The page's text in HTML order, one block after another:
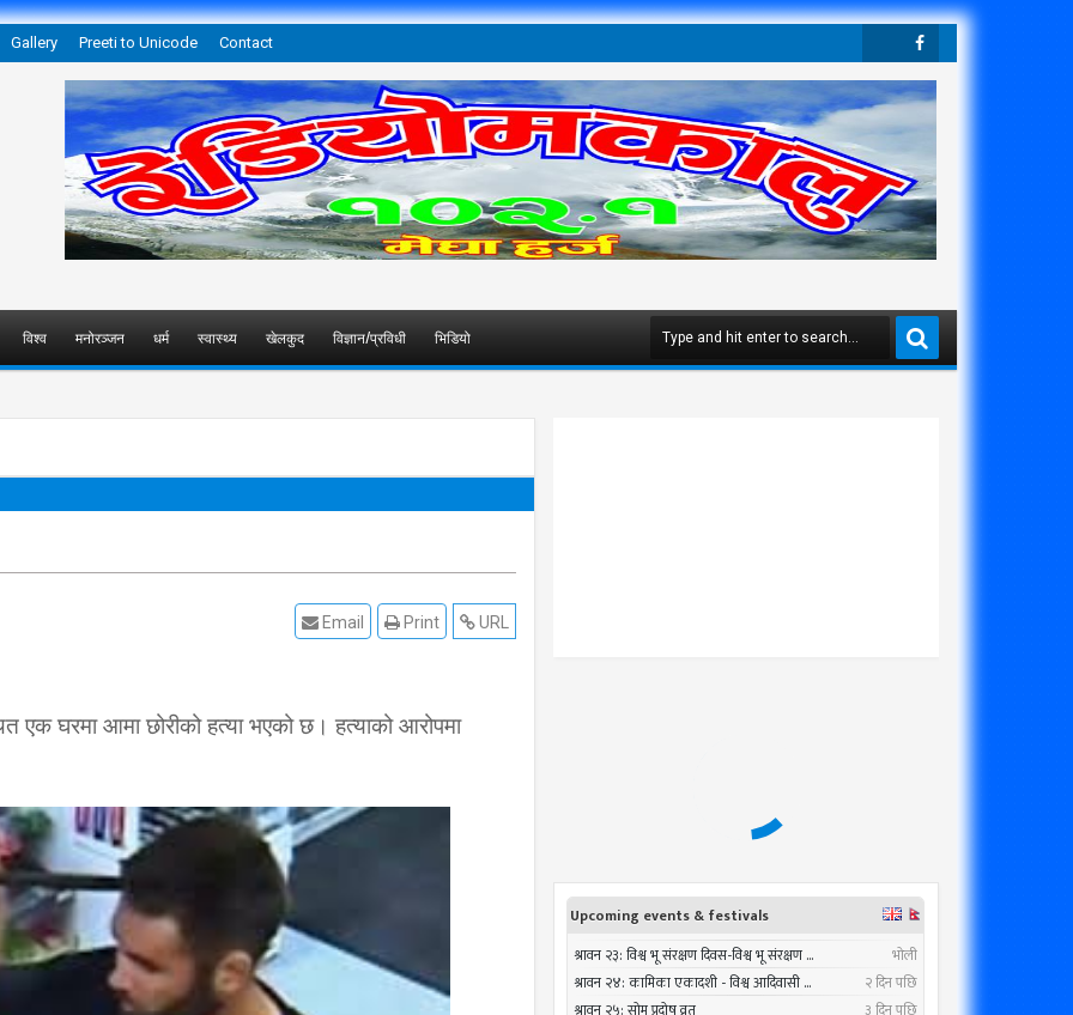
Gallery Preeti to Unicode Contact
Face
K
Twit
विश्व मनोरञ्जन धर्म स्वास्थ्य खेलकुद विज्ञान/प्रविधी भिडियो
URL
Print
Email
एक घरमा आमा छोरीको हत्या भएको छ। हत्याको आरोपमा